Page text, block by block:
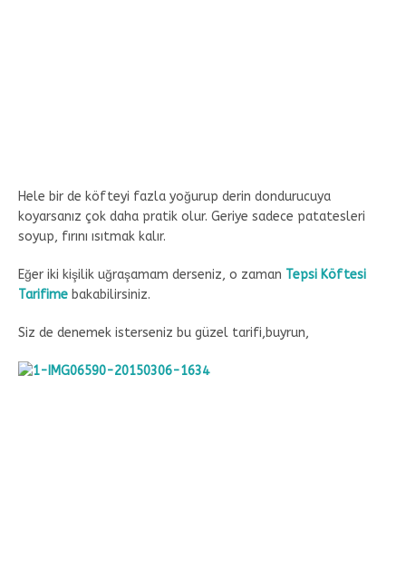
Hele bir de köfteyi fazla yoğurup derin dondurucuya
koyarsanız çok daha pratik olur. Geriye sadece patatesleri
soyup, fırını ısıtmak kalır.
Eğer iki kişilik uğraşamam derseniz, o zaman Tepsi Köftesi
Tarifime bakabilirsiniz.
Siz de denemek isterseniz bu güzel tarifi,buyrun,